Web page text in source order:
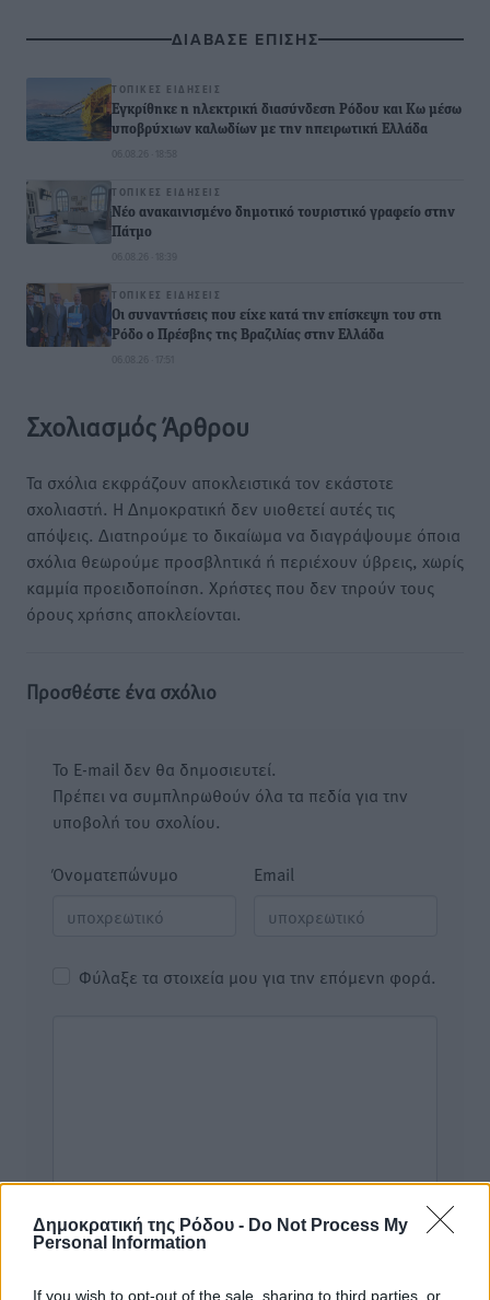
Δημοκρατική της Ρόδου - Do Not Process My
Personal Information
If you wish to opt-out of the sale, sharing to third parties, or
ΔΙΑΒΑΣΕ ΕΠΙΣΗΣ
ΤΟΠΙΚΈΣ ΕΙΔΉΣΕΙΣ
Εγκρίθηκε η ηλεκτρική διασύνδεση Ρόδου και Κω μέσω
υποβρύχιων καλωδίων με την ηπειρωτική Ελλάδα
ΤΟΠΙΚΈΣ ΕΙΔΉΣΕΙΣ
Νέο ανακαινισμένο δημοτικό τουριστικό γραφείο στην
Πάτμο
ΤΟΠΙΚΈΣ ΕΙΔΉΣΕΙΣ
Οι συναντήσεις που είχε κατά την επίσκεψη του στη
Ρόδο ο Πρέσβης της Βραζιλίας στην Ελλάδα
06.08.26 · 17:51
Σχολιασμός Άρθρου
Τα σχόλια εκφράζουν αποκλειστικά τον εκάστοτε
σχολιαστή. Η Δημοκρατική δεν υιοθετεί αυτές τις
απόψεις. Διατηρούμε το δικαίωμα να διαγράψουμε όποια
σχόλια θεωρούμε προσβλητικά ή περιέχουν ύβρεις, χωρίς
καμμία προειδοποίηση. Χρήστες που δεν τηρούν τους
όρους χρήσης αποκλείονται.
Προσθέστε ένα σχόλιο
Το E-mail δεν θα δημοσιευτεί.
Πρέπει να συμπληρωθούν όλα τα πεδία για την
υποβολή του σχολίου.
Όνοματεπώνυμο Email
Φύλαξε τα στοιχεία μου για την επόμενη φορά.